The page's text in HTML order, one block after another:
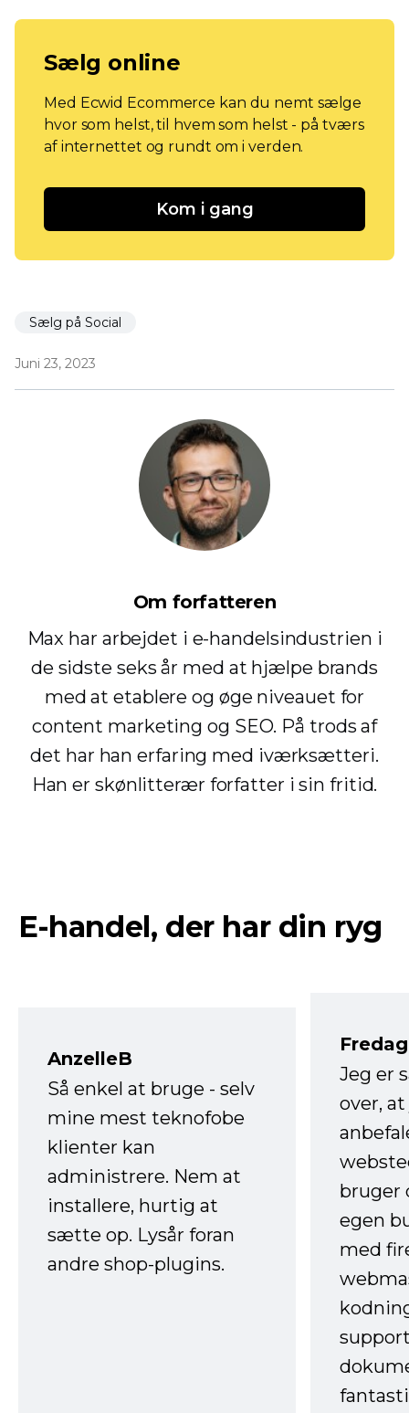
Sælg online
Med Ecwid Ecommerce kan du nemt sælge
hvor som helst, til hvem som helst - på tværs
af internettet og rundt om i verden.
Kom i gang
Sælg på Social
Juni 23, 2023
Om forfatteren
Max har arbejdet i e-handelsindustrien i
de sidste seks år med at hjælpe brands
med at etablere og øge niveauet for
content marketing og SEO. På trods af
det har han erfaring med iværksætteri.
Han er skønlitterær forfatter i sin fritid.
E-handel, der har din ryg
AnzelleB
Så enkel at bruge - selv
mine mest teknofobe
klienter kan
administrere. Nem at
installere, hurtig at
sætte op. Lysår foran
andre shop-plugins.
Jeg er
over,
bruger
egen
med